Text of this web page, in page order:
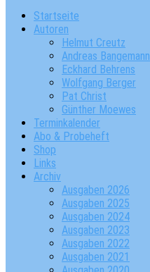
Startseite
Autoren
Helmut Creutz
Andreas Bangemann
Eckhard Behrens
Wolfgang Berger
Pat Christ
Günther Moewes
Terminkalender
Abo & Probeheft
Shop
Links
Archiv
Ausgaben 2026
Ausgaben 2025
Ausgaben 2024
Ausgaben 2023
Ausgaben 2022
Ausgaben 2021